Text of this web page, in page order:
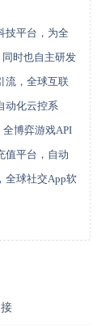
技平台，为全
时也自主研发
流，全球互联
动化云控系
博弈游戏API
值平台，自动
全球社交App软